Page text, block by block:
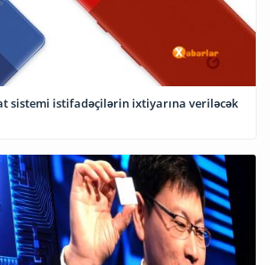
sistemi istifadəçilərin ixtiyarına veriləcək